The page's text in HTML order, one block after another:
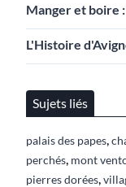
Manger et boire
L'Histoire
Sujets liés
palais des papes,
perchés, mont
pierres dorées,